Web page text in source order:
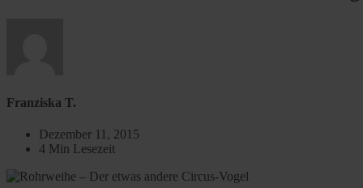
Franziska T.
Dezember 11, 2015
4 Min Lesezeit